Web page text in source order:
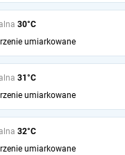
30°C
umiarkowane
31°C
umiarkowane
32°C
umiarkowane